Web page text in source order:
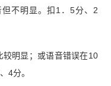
不明显。扣1．5分、2
明显；或语音错误在10
4分。